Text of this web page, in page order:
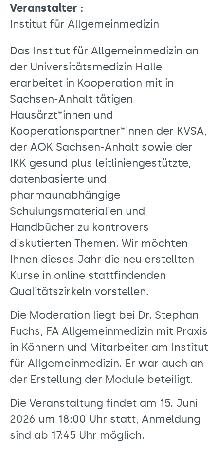
Veranstalter :
Institut für Allgemeinmedizin
Das Institut für Allgemeinmedizin an
der Universitätsmedizin Halle
erarbeitet in Kooperation mit in
Sachsen-Anhalt tätigen
Hausärzt*innen und
Kooperationspartner*innen der KVSA,
der AOK Sachsen-Anhalt sowie der
IKK gesund plus leitliniengestützte,
datenbasierte und
pharmaunabhängige
Schulungsmaterialien und
Handbücher zu kontrovers
diskutierten Themen. Wir möchten
Ihnen dieses Jahr die neu erstellten
Kurse in online stattfindenden
Qualitätszirkeln vorstellen.
Die Moderation liegt bei Dr. Stephan
Fuchs, FA Allgemeinmedizin mit Praxis
in Könnern und Mitarbeiter am Institut
für Allgemeinmedizin. Er war auch an
der Erstellung der Module beteiligt.
Die Veranstaltung findet am 15. Juni
2026 um 18:00 Uhr statt, Anmeldung
sind ab 17:45 Uhr möglich.